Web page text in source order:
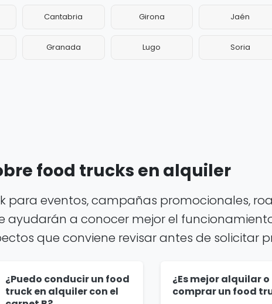
Cantabria Girona Jaén
Granada Lugo Soria
food trucks en alquiler
para eventos, campañas promocionales,
ayudarán a conocer mejor el
que conviene revisar antes de solicitar
¿Puedo conducir un food
truck en alquiler con el
¿Es mejor alquilar o
comprar un food